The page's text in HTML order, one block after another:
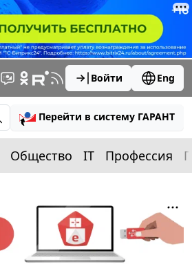
Войти Eng
Перейти в систему ГАРАНТ
Общество IT Профессия